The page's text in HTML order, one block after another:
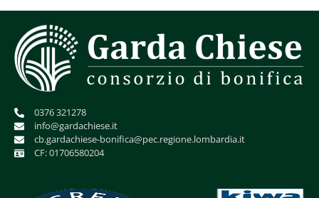
0376 321278
info@gardachiese.it
cb.gardachiese-bonifica@pec.regione.lombardia.it
CF: 01706580204